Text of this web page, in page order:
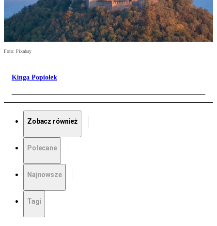
Foto: Pixabay
Kinga Popiołek
Zobacz również
Polecane
Najnowsze
Tagi